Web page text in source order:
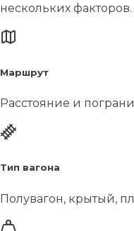
нескольких факторов.
Маршрут
Расстояние и
Тип вагона
Полувагон, крытый,